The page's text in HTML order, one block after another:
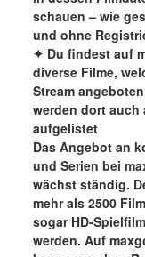
schauen – wie
und ohne
✦ Du findest auf
diverse Filme,
Stream
werden dort auch
aufgelistet
Das Angebot an
und Serien bei
wächst ständig.
mehr als 2500
sogar HD-
werden. Auf